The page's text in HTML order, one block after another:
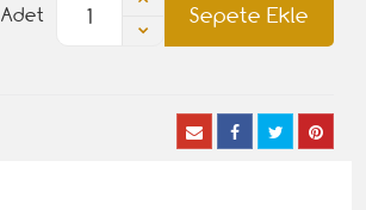
Sepete Ekle
Adet